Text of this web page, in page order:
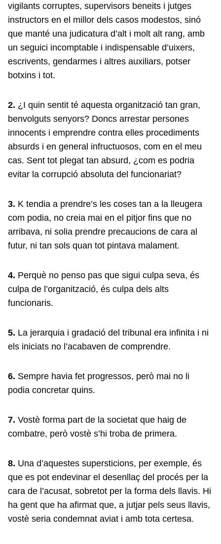
vigilants corruptes, supervisors beneits i jutges
instructors en el millor dels casos modestos, sinó
que manté una judicatura d’alt i molt alt rang, amb
un seguici incomptable i indispensable d’uixers,
escrivents, gendarmes i altres auxiliars, potser
botxins i tot.
2. ¿I quin sentit té aquesta organització tan gran,
benvolguts senyors? Doncs arrestar persones
innocents i emprendre contra elles procediments
absurds i en general infructuosos, com en el meu
cas. Sent tot plegat tan absurd, ¿com es podria
evitar la corrupció absoluta del funcionariat?
3. K tendia a prendre’s les coses tan a la lleugera
com podia, no creia mai en el pitjor fins que no
arribava, ni solia prendre precaucions de cara al
futur, ni tan sols quan tot pintava malament.
4. Perquè no penso pas que sigui culpa seva, és
culpa de l’organització, és culpa dels alts
funcionaris.
5. La jerarquia i gradació del tribunal era infinita i ni
els iniciats no l’acabaven de comprendre.
6. Sempre havia fet progressos, però mai no li
podia concretar quins.
7. Vostè forma part de la societat que haig de
combatre, però vostè s’hi troba de primera.
8. Una d’aquestes supersticions, per exemple, és
que es pot endevinar el desenllaç del procés per la
cara de l’acusat, sobretot per la forma dels llavis. Hi
ha gent que ha afirmat que, a jutjar pels seus llavis,
vostè seria condemnat aviat i amb tota certesa.